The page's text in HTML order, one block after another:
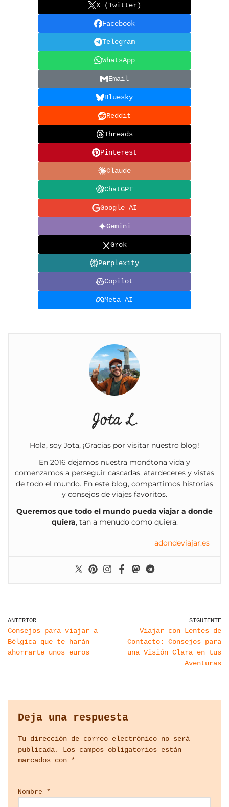
X (Twitter)
Facebook
Telegram
WhatsApp
Email
Bluesky
Reddit
Threads
Pinterest
Claude
ChatGPT
Google AI
Gemini
Grok
Perplexity
Copilot
Meta AI
Jota L.
Hola, soy Jota, ¡Gracias por visitar nuestro blog!
En 2016 dejamos nuestra monótona vida y
comenzamos a perseguir cascadas, atardeceres y vistas
de todo el mundo. En este blog, compartimos historias
y consejos de viajes favoritos.
Queremos que todo el mundo pueda viajar a donde
quiera, tan a menudo como quiera.
adondeviajar.es
ANTERIOR
Consejos para viajar a
Bélgica que te harán
ahorrarte unos euros
SIGUIENTE
Viajar con Lentes de
Contacto: Consejos para
una Visión Clara en tus
Aventuras
Deja una respuesta
Tu dirección de correo electrónico no será
publicada.
Los campos obligatorios están
marcados con *
Nombre *